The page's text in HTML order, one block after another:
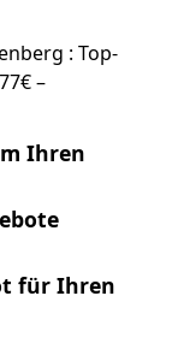
: Top-
–
Ihren
für Ihren